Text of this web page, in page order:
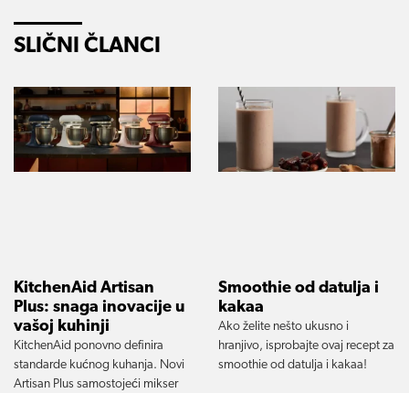
SLIČNI ČLANCI
KitchenAid Artisan
Plus: snaga inovacije u
vašoj kuhinji
KitchenAid ponovno definira
standarde kućnog kuhanja. Novi
Artisan Plus samostojeći mikser
Smoothie od datulja i
kakaa
Ako želite nešto ukusno i
hranjivo, isprobajte ovaj recept za
smoothie od datulja i kakaa!